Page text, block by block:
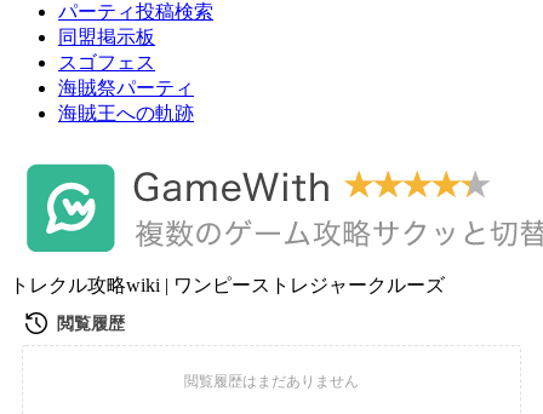
パーティ投稿検索
同盟掲示板
スゴフェス
海賊祭パーティ
海賊王への軌跡
トレクル攻略wiki | ワンピーストレジャークルーズ